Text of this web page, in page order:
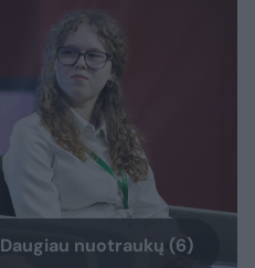
Daugiau nuotraukų (6)